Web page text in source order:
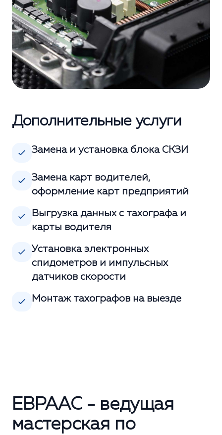
Дополнительные услуги
Замена и установка блока СКЗИ
Замена карт водителей,
оформление карт предприятий
Выгрузка данных с тахографа и
карты водителя
Установка электронных
спидометров и импульсных
датчиков скорости
Монтаж тахографов на выезде
ЕВРААС - ведущая
мастерская по